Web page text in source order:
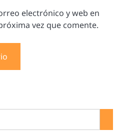
electrónico y web en
vez que comente.